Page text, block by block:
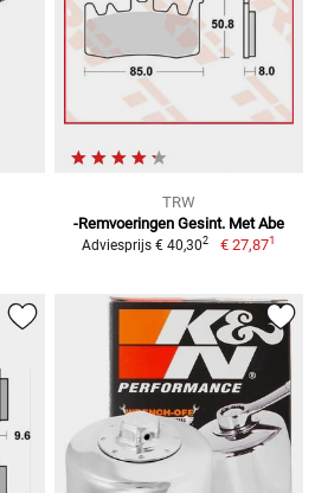
TRW
-Remvoeringen Gesint. Met Abe
Adviesprijs € 40,302 € 27,871